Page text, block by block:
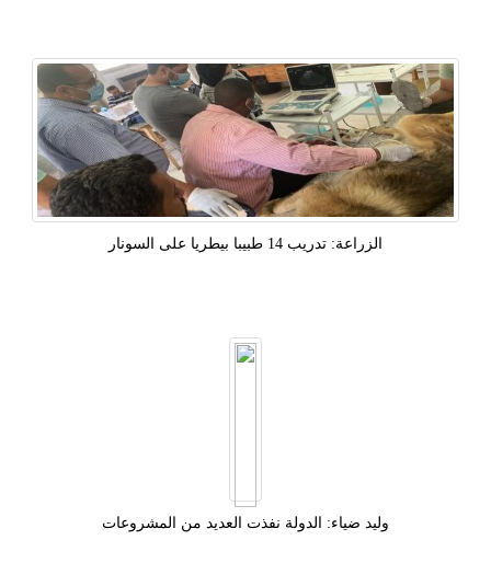
الزراعة: تدريب 14 طبيبا بيطريا على السونار
وليد ضياء: الدولة نفذت العديد من المشروعات